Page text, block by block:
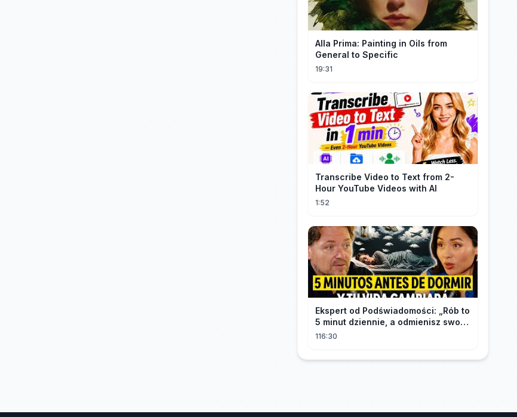
Alla Prima: Painting in Oils from
General to Specific
19:31
Transcribe Video to Text from 2-
Hour YouTube Videos with AI
1:52
Ekspert od Podświadomości: „Rób to
5 minut dziennie, a odmienisz swoje
życie na zawsze"
116:30